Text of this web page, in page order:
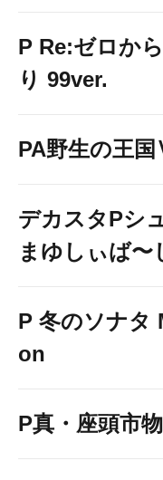
P Re:ゼロか
り 99ver.
PA野生の王
デカスタPシ
まゆしぃば〜
P 冬のソナタ
on
P真・座頭市